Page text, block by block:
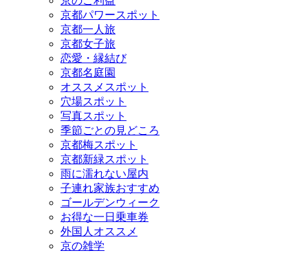
京都パワースポット
京都一人旅
京都女子旅
恋愛・縁結び
京都名庭園
オススメスポット
穴場スポット
写真スポット
季節ごとの見どころ
京都梅スポット
京都新緑スポット
雨に濡れない屋内
子連れ家族おすすめ
ゴールデンウィーク
お得な一日乗車券
外国人オススメ
京の雑学